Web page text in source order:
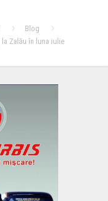
Blog
la Zalău în luna iulie